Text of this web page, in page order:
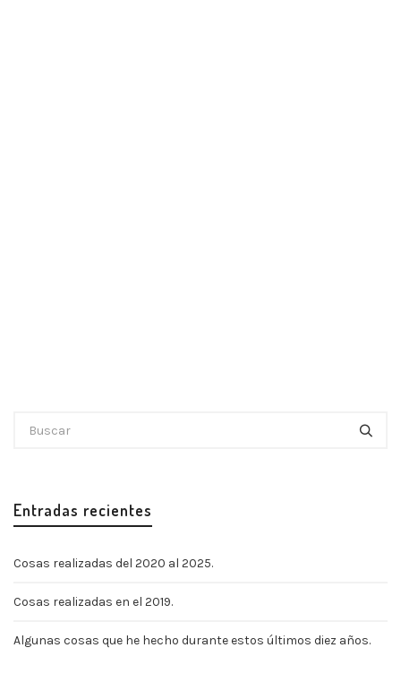
Entradas recientes
Cosas realizadas del 2020 al 2025.
Cosas realizadas en el 2019.
Algunas cosas que he hecho durante estos últimos diez años.